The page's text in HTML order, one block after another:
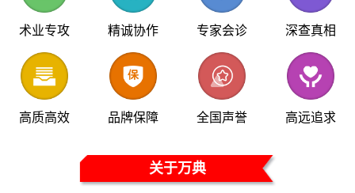
术业专攻 精诚协作 专家会诊 深查真相
高质高效 品牌保障 全国声誉 高远追求
关于万典